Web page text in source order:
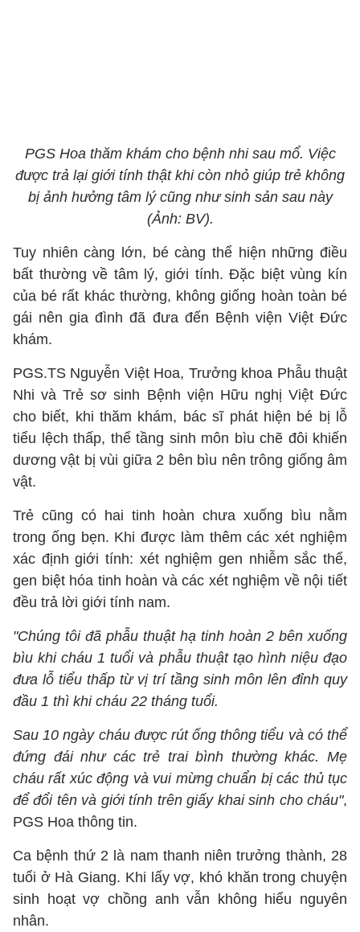
PGS Hoa thăm khám cho bệnh nhi sau mổ. Việc
được trả lại giới tính thật khi còn nhỏ giúp trẻ không
bị ảnh hưởng tâm lý cũng như sinh sản sau này
(Ảnh: BV).
Tuy nhiên càng lớn, bé càng thể hiện những điều
bất thường về tâm lý, giới tính. Đặc biệt vùng kín
của bé rất khác thường, không giống hoàn toàn bé
gái nên gia đình đã đưa đến Bệnh viện Việt Đức
khám.
PGS.TS Nguyễn Việt Hoa, Trưởng khoa Phẫu thuật
Nhi và Trẻ sơ sinh Bệnh viện Hữu nghị Việt Đức
cho biết, khi thăm khám, bác sĩ phát hiện bé bị lỗ
tiểu lệch thấp, thể tầng sinh môn bìu chẽ đôi khiến
dương vật bị vùi giữa 2 bên bìu nên trông giống âm
vật.
Trẻ cũng có hai tinh hoàn chưa xuống bìu nằm
trong ống bẹn. Khi được làm thêm các xét nghiệm
xác định giới tính: xét nghiệm gen nhiễm sắc thể,
gen biệt hóa tinh hoàn và các xét nghiệm về nội tiết
đều trả lời giới tính nam.
"Chúng tôi đã phẫu thuật hạ tinh hoàn 2 bên xuống
bìu khi cháu 1 tuổi và phẫu thuật tạo hình niệu đạo
đưa lỗ tiểu thấp từ vị trí tầng sinh môn lên đỉnh quy
đầu 1 thì khi cháu 22 tháng tuổi.
Sau 10 ngày cháu được rút ống thông tiểu và có thể
đứng đái như các trẻ trai bình thường khác. Mẹ
cháu rất xúc động và vui mừng chuẩn bị các thủ tục
để đổi tên và giới tính trên giấy khai sinh cho cháu",
PGS Hoa thông tin.
Ca bệnh thứ 2 là nam thanh niên trưởng thành, 28
tuổi ở Hà Giang. Khi lấy vợ, khó khăn trong chuyện
sinh hoạt vợ chồng anh vẫn không hiểu nguyên
nhân.